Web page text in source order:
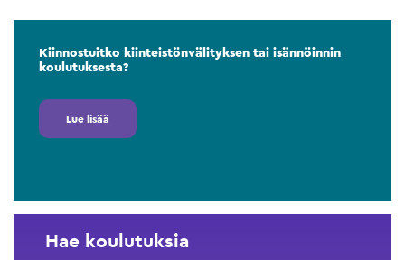
Kiinnostuitko kiinteistönvälityksen tai isännöinnin
koulutuksesta?
Lue lisää
Hae koulutuksia